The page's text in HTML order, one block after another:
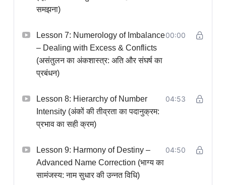
समझना)
Lesson 7: Numerology of Imbalance
– Dealing with Excess & Conflicts
(असंतुलन का अंकशास्त्र: अति और संघर्ष का
प्रबंधन)
00:00
Lesson 8: Hierarchy of Number
Intensity (अंकों की तीव्रता का पदानुक्रम:
प्रभाव का सही क्रम)
04:53
Lesson 9: Harmony of Destiny –
Advanced Name Correction (भाग्य का
सामंजस्य: नाम सुधार की उन्नत विधि)
04:50